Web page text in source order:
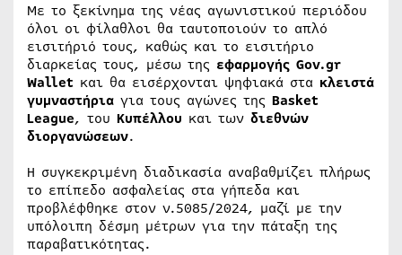
Με το ξεκίνημα της νέας αγωνιστικού περιόδου
όλοι οι φίλαθλοι θα ταυτοποιούν το απλό
εισιτήριό τους, καθώς και το εισιτήριο
διαρκείας τους, μέσω της εφαρμογής Gov.gr
Wallet και θα εισέρχονται ψηφιακά στα κλειστά
γυμναστήρια για τους αγώνες της Basket
League, του Κυπέλλου και των διεθνών
διοργανώσεων.
Η συγκεκριμένη διαδικασία αναβαθμίζει πλήρως
το επίπεδο ασφαλείας στα γήπεδα και
προβλέφθηκε στον ν.5085/2024, μαζί με την
υπόλοιπη δέσμη μέτρων για την πάταξη της
παραβατικότητας.